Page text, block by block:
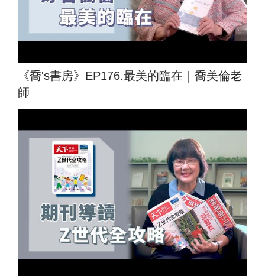
《喬's書房》EP176.最美的臨在｜喬美倫老
師